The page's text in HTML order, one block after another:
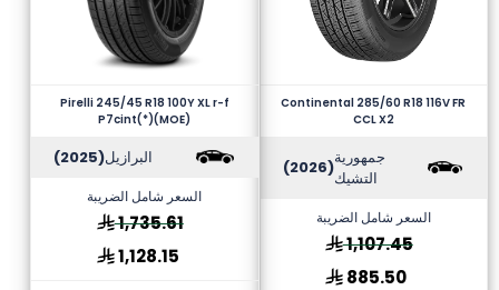
Continental 285/60 R18 116V FR
CCL X2
جمهورية
التشيك(2026)
السعر شامل الضريبة
1,107.45
885.50
Pirelli 245/45 R18 100Y XL r-f
P7cint(*)(MOE)
البرازيل(2025)
السعر شامل الضريبة
1,735.61
1,128.15